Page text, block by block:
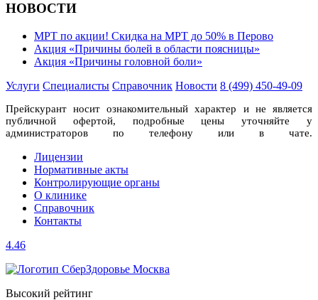
НОВОСТИ
МРТ по акции! Скидка на МРТ до 50% в Перово
Акция «Причины болей в области поясницы»
Акция «Причины головной боли»
Услуги Специалисты Справочник Новости 8 (499) 450-49-09
Прейскурант носит ознакомительный характер и не является
публичной офертой, подробные цены уточняйте у
администраторов по телефону или в чате.
Лицензии
Нормативные акты
Контролирующие органы
О клинике
Справочник
Контакты
4.46
Высокий рейтинг